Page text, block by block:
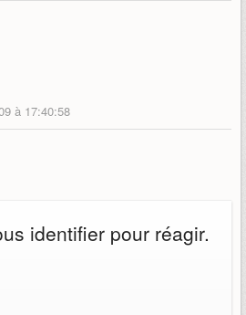
à 17:40:58
identifier pour réagir.